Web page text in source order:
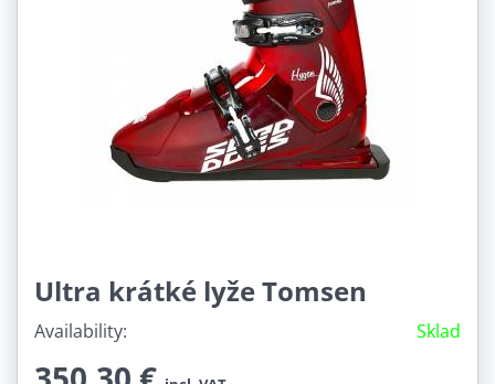
Ultra krátké lyže Tomsen
Availability: Sklad